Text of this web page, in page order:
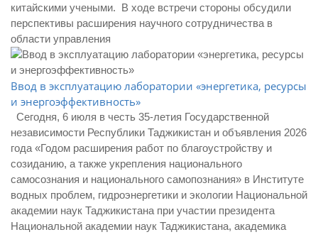
китайскими учеными. В ходе встречи стороны обсудили
перспективы расширения научного сотрудничества в
области управления
Ввод в эксплуатацию лаборатории «энергетика, ресурсы
и энергоэффективность»
Сегодня, 6 июля в честь 35-летия Государственной
независимости Республики Таджикистан и объявления 2026
года «Годом расширения работ по благоустройству и
созиданию, а также укрепления национального
самосознания и национального самопознания» в Институте
водных проблем, гидроэнергетики и экологии Национальной
академии наук Таджикистана при участии президента
Национальной академии наук Таджикистана, академика